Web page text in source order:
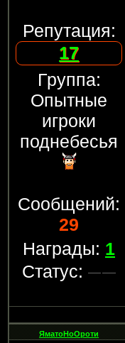
Репутация:
17
Группа:
Опытные
игроки
поднебесья
Сообщений:
29
Награды: 1
Статус:
ЯматоНоОроти